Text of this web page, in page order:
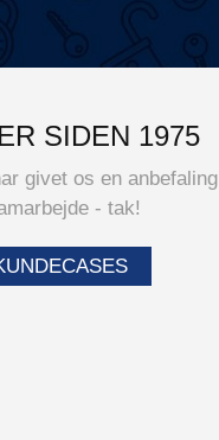
SIDEN 1975
givet os en anbefaling
- tak!